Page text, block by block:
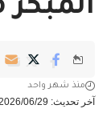
آخر تحديث: 2026/06/29 at 1:57 مساءً
منذ شهر واحد